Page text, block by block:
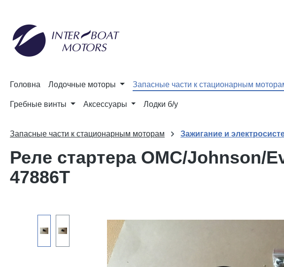
Головна Лодочные моторы Запасные части к стационарным
Гребные винты Аксессуары Лодки б/у
Запасные части к стационарным моторам Зажигание и
Реле стартера OMC/Johnson/
47886T
Пропустити галерею зображень